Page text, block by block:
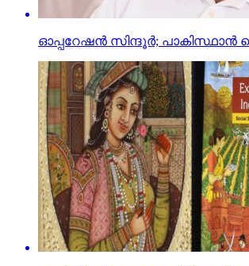
ഓപ്പറേഷന്‍ സിന്ദൂര്‍; പാകിസ്ഥാന്‍